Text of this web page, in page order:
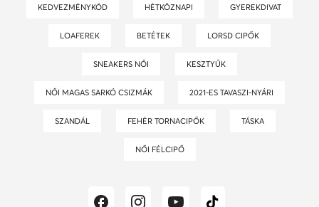
KEDVEZMÉNYKÓD HÉTKÖZNAPI GYEREKDIVAT
LOAFEREK BETÉTEK LORSD CIPŐK
SNEAKERS NŐI KESZTYŰK
NŐI MAGAS SARKÓ CSIZMÁK 2021-ES TAVASZI-NYÁRI
SZANDÁL FEHÉR TORNACIPŐK TÁSKA
NŐI FÉLCIPŐ